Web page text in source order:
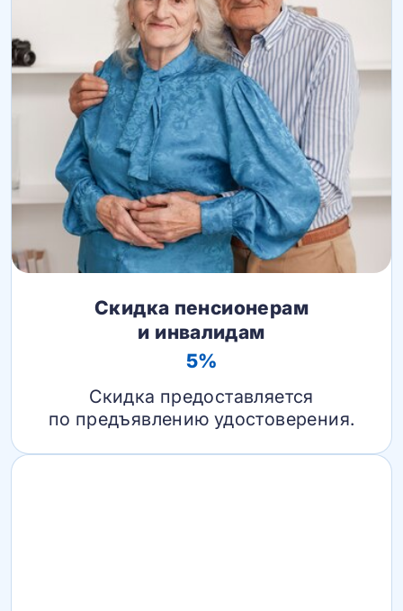
Скидка пенсионерам
и инвалидам
5%
Скидка предоставляется
по предъявлению удостоверения.